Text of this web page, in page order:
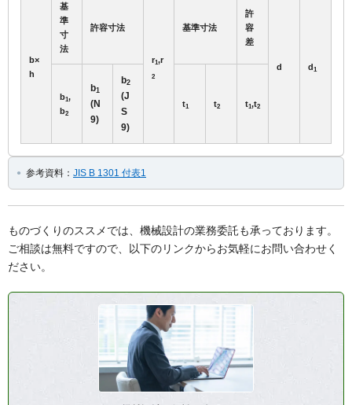
b×
h
基
準
寸
法
許容寸法
r1,r
2
基準寸法
許
容
差
d d1
b1,
b2
b1
(N
9)
b2
(J
S
9)
t1 t2 t1,t2
参考資料： JIS B 1301 付表1
ものづくりのススメでは、機械設計の業務委託も承っております。
ご相談は無料ですので、以下のリンクからお気軽にお問い合わせく
ださい。